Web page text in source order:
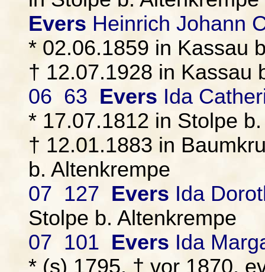
Evers Heinrich Johann
* 02.06.1859 in Kassau
† 12.07.1928 in Kassau
06 63 Evers Ida
* 17.07.1812 in Stolpe
† 12.01.1883 in
b. Altenkrempe
07 127 Evers Ida
Stolpe b. Altenkrempe
07 101 Evers Ida
* (s) 1795. † vor 1870,